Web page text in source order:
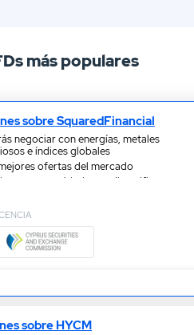
más populares
sobre SquaredFinancial
negociar con energías, metales
e índices globales
ofertas del mercado
oportunidad para diversificar
sobre HYCM